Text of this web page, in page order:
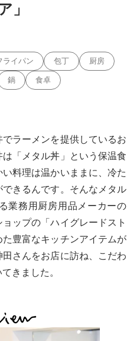
」
ライパン 包丁 厨房
鍋 食卓
ラーメンを提供しているお
「メタル丼」という保温食
料理は温かいままに、冷た
きるんです。そんなメタル
業務用厨房用品メーカーの
ップの「ハイグレードスト
豊富なキッチンアイテムが
さんをお店に訪ね、こだわ
きました。